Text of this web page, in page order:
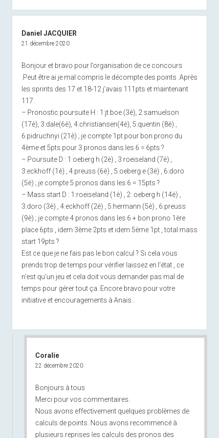
Daniel JACQUIER
21 décembre 2020
Bonjour et bravo pour l’organisation de ce concours
.Peut être ai je mal compris le décompte des points .Après
les sprints des 17 et 18-12 j’avais 111pts et maintenant
117.
– Pronostic poursuite H : 1:jt boe (3è), 2:samuelson
(17è), 3:dale(6è), 4:christiansen(4è), 5:quentin (8è) ,
6:pidruchnyi (21è) ; je compte 1pt pour bon prono du
4ème et 5pts pour 3 pronos dans les 6 = 6pts ?
– Poursuite D : 1:oeberg h (2è) , 3:roeiseland (7è) ,
3:eckhoff (1è) , 4:preuss (6è) , 5:oeberg e (3è) , 6:doro
(5è) ; je compte 5 pronos dans les 6 = 15pts ?
– Mass start D : 1:roeiseland (1è) , 2: oeberg h (14è) ,
3:doro (3è) , 4:eckhoff (2è) , 5:hermann (5è) , 6:preuss
(9è) ; je compte 4 pronos dans les 6 + bon prono 1ère
place 6pts , idem 3ème 2pts et idem 5ème 1pt , total mass
start 19pts ?
Est ce que je ne fais pas le bon calcul ? Si cela vous
prends trop de temps pour vérifier laissez en l’état , ce
n’est qu’un jeu et cela doit vous demander pas mal de
temps pour gérer tout ça. Encore bravo pour votre
initiative et encouragements à Anais .
Coralie
22 décembre 2020
Bonjours à tous
Merci pour vos commentaires.
Nous avons effectivement quelques problèmes de
calculs de points. Nous avons recommencé à
plusieurs reprises les calculs des pronos des